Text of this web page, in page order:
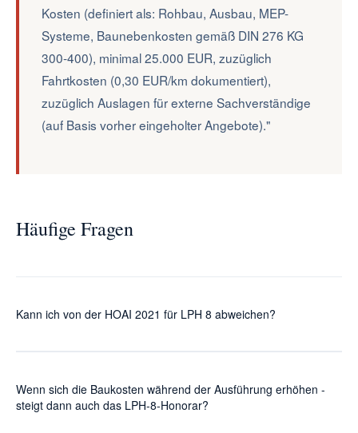
Kosten (definiert als: Rohbau, Ausbau, MEP-
Systeme, Baunebenkosten gemäß DIN 276 KG
300-400), minimal 25.000 EUR, zuzüglich
Fahrtkosten (0,30 EUR/km dokumentiert),
zuzüglich Auslagen für externe Sachverständige
(auf Basis vorher eingeholter Angebote)."
Häufige Fragen
Kann ich von der HOAI 2021 für LPH 8 abweichen?
oder oberhalb der HOAI-Sätze möglich. Im Streitfall wird die
HOAI jedoch weiterhin häufig als Maßstab zur
Wenn sich die Baukosten während der Ausführung erhöhen -
steigt dann auch das LPH-8-Honorar?